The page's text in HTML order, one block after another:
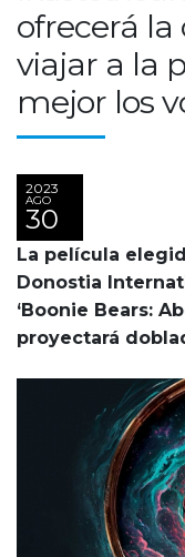
ofrecerá
viajar a la
mejor los
2023
AGO
30
La película
Donostia
‘Boonie Bears:
proyectará